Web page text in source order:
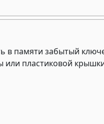
в памяти забытый
пластиковой